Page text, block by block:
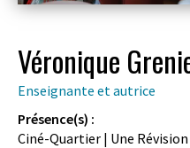
Véronique
Enseignante et autrice
Présence(s) :
Ciné-Quartier | Une